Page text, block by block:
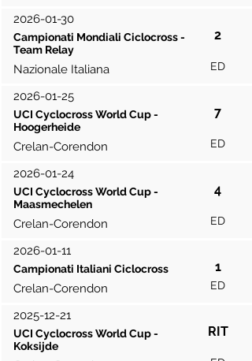
2026-01-30
Campionati Mondiali Ciclocross -
Team Relay
2
Nazionale Italiana ED
2026-01-25
UCI Cyclocross World Cup -
Hoogerheide
7
Crelan-Corendon ED
2026-01-24
UCI Cyclocross World Cup -
Maasmechelen
4
Crelan-Corendon ED
2026-01-11
Campionati Italiani Ciclocross 1
Crelan-Corendon ED
2025-12-21
UCI Cyclocross World Cup -
Koksijde
RIT